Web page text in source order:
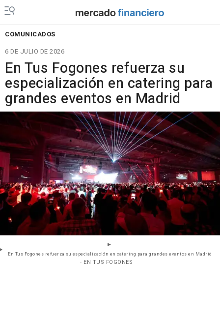
COMUNICADOS
6 DE JULIO DE 2026
En Tus Fogones refuerza su
especialización en catering para
grandes eventos en Madrid
En Tus Fogones refuerza su especialización en catering para grandes eventos en Madrid
- EN TUS FOGONES